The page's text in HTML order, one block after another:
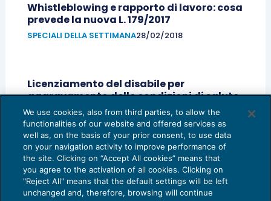
Whistleblowing e rapporto di lavoro: cosa
prevede la nuova L. 179/2017
SPECIALI DELLA SETTIMANA28/02/2018
Licenziamento del disabile per
aggravamento delle condizioni di salute
SPECIALI DELLA SETTIMANA05/07/2017
1 2
We use cookies, also from third parties, to allow the
functionalities of our website and offered services as
well as, on the basis of your prior consent, to use data
on your navigation activity to improve performance of
the site. Clicking on “Accept All cookies” means that
you agree to the activation of all cookies. Clicking on
"Reject All" means that the default settings will be left
unchanged and, therefore, browsing will continue